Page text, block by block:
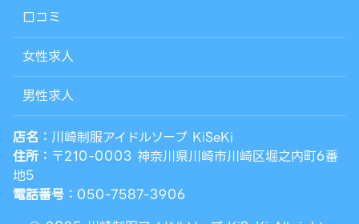
口コミ
女性求人
男性求人
店名： 川崎制服アイドルソープ KiSeKi
住所： 〒210-0003 神奈川県川崎市川崎区堀之内町6番
地5
電話番号： 050-7587-3906